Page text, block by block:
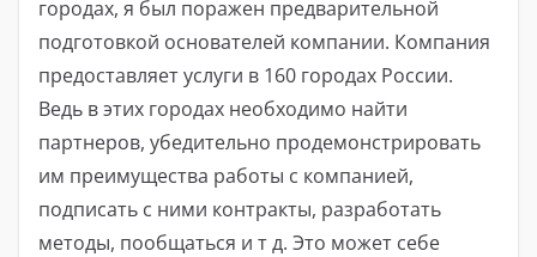
городах, я был поражен предварительной
подготовкой основателей компании. Компания
предоставляет услуги в 160 городах России.
Ведь в этих городах необходимо найти
партнеров, убедительно продемонстрировать
им преимущества работы с компанией,
подписать с ними контракты, разработать
методы, пообщаться и т д. Это может себе